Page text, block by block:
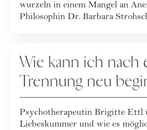
wurzeln in einem Mangel an
Philosophin Dr. Barbara
Wie kann ich nach
Trennung neu
Psychotherapeutin Brigitte Ettl
Liebeskummer und wie es